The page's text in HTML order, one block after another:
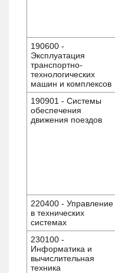
190600 -
Эксплуатация
транспортно-
технологических
машин и комплексов
190901 - Системы
обеспечения
движения поездов
220400 - Управление
в технических
системах
230100 -
Информатика и
вычислительная
техника